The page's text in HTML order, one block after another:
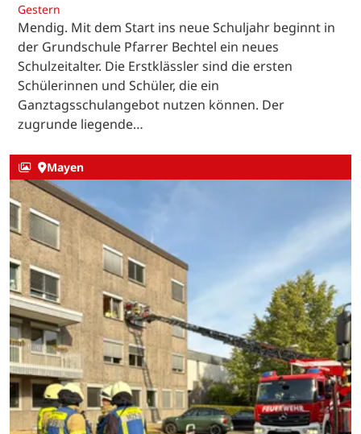
Gestern
Mendig. Mit dem Start ins neue Schuljahr beginnt in
der Grundschule Pfarrer Bechtel ein neues
Schulzeitalter. Die Erstklässler sind die ersten
Schülerinnen und Schüler, die ein
Ganztagsschulangebot nutzen können. Der
zugrunde liegende…
Mayen